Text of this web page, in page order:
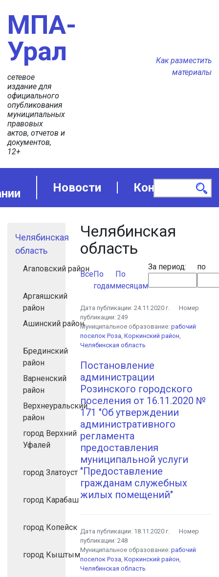
МПА-
Урал
сетевое
издание для
официального
опубликования
муниципальных
правовых
актов, отчетов и
документов,
12+
Как разместить
материалы
Новости Контакты
Челябинская
область
Агаповский район
Аргаяшский
район
Ашинский район
Брединский
район
Варненский
район
Верхнеуральский
район
город Верхний
Уфалей
город Златоуст
город Карабаш
город Копейск
город Кыштым
Челябинская
область
ВсеПо
годам
По
месяцам
За период: по
Дата публикации:24.11.2020 г.
Номер
публикации:249
Муниципальное образование:рабочий
поселок Роза,Коркинский район,
Челябинская область
Постановление
администрации
Розинского городского
поселения от 16.11.2020 №
171 "Об утверждении
административного
регламента
предоставления
муниципальной услуги
"Предоставление
гражданам служебных
жилых помещений"
Дата публикации: 18.11.2020 г.
Номер
публикации:248
Муниципальное образование:рабочий
поселок Роза,Коркинский район,
Челябинская область